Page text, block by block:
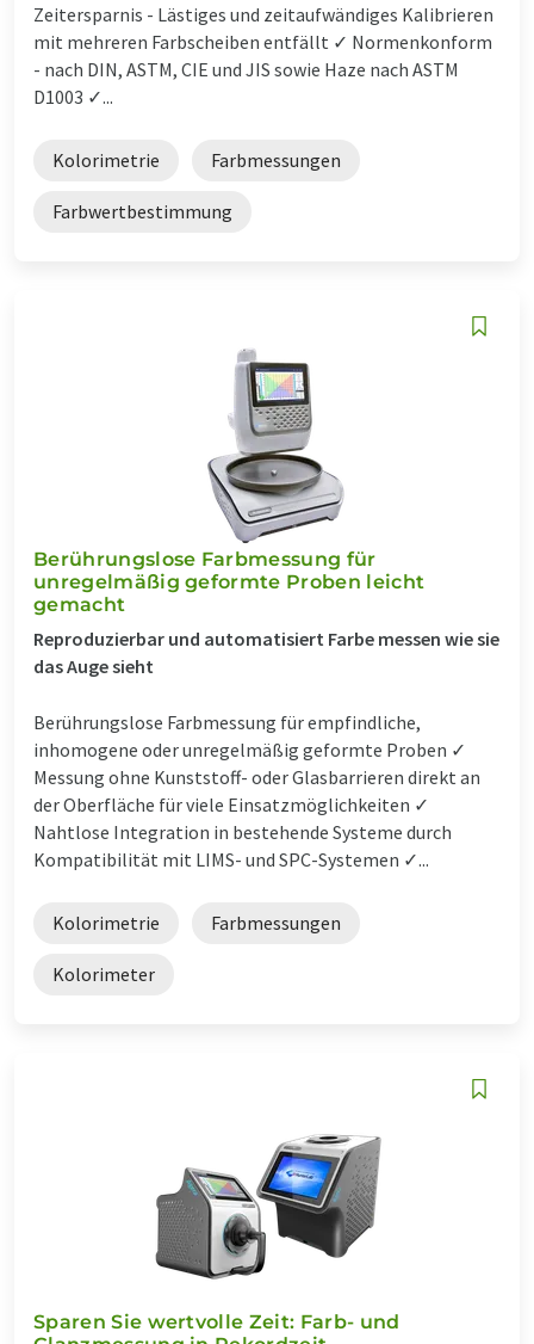
Zeitersparnis - Lästiges und zeitaufwändiges Kalibrieren
mit mehreren Farbscheiben entfällt ✓ Normenkonform
- nach DIN, ASTM, CIE und JIS sowie Haze nach ASTM
D1003 ✓...
Kolorimetrie Farbmessungen
Farbwertbestimmung
Berührungslose Farbmessung für
unregelmäßig geformte Proben leicht
gemacht
Reproduzierbar und automatisiert Farbe messen wie sie
das Auge sieht
Berührungslose Farbmessung für empfindliche,
inhomogene oder unregelmäßig geformte Proben ✓
Messung ohne Kunststoff- oder Glasbarrieren direkt an
der Oberfläche für viele Einsatzmöglichkeiten ✓
Nahtlose Integration in bestehende Systeme durch
Kompatibilität mit LIMS- und SPC-Systemen ✓...
Kolorimetrie Farbmessungen
Kolorimeter
Sparen Sie wertvolle Zeit: Farb- und